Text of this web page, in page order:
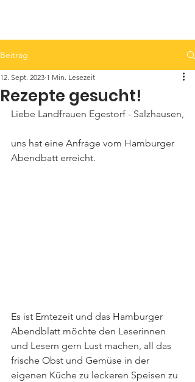
Beitrag
Rezepte gesucht!
12. Sept. 2023 1 Min. Lesezeit
Liebe Landfrauen Egestorf - Salzhausen,
uns hat eine Anfrage vom Hamburger
Abendbatt erreicht.
Es ist Erntezeit und das Hamburger
Abendblatt möchte den Leserinnen
und Lesern gern Lust machen, all das
frische Obst und Gemüse in der
eigenen Küche zu leckeren Speisen zu